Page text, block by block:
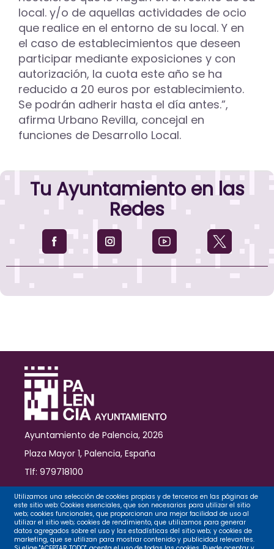
local. y/o de aquellas actividades de ocio
que realice en el entorno de su local. Y en
el caso de establecimientos que deseen
participar mediante exposiciones y con
autorización, la cuota este año se ha
reducido a 20 euros por establecimiento.
Se podrán adherir hasta el día antes.”,
afirma Urbano Revilla, concejal en
funciones de Desarrollo Local.
Tu Ayuntamiento en las
Redes
Ayuntamiento de Palencia, 2026
Plaza Mayor 1, Palencia, España
Tlf: 979718100
Contacto
Legal
Utilizamos una selección de cookies propias y de terceros en las páginas de
este sitio web: Cookies esenciales, que son necesarias para utilizar el sitio
web; cookies funcionales, que proporcionan una mejor facilidad de uso al
utilizar el sitio web; cookies de rendimiento, que utilizamos para generar
datos agregados sobre el uso y las estadísticas del sitio web; y cookies de
marketing, que se utilizan para mostrar contenido y publicidad relevantes.